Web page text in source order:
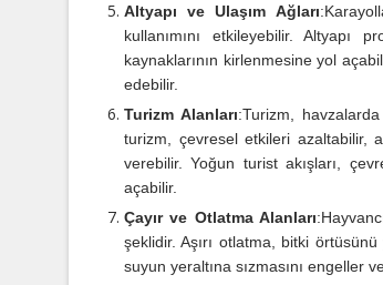
Altyapı ve Ulaşım Ağları:
kullanımını etkileyebilir. Altyapı
kaynaklarının kirlenmesine yol
edebilir.
Turizm Alanları:Turizm,
turizm, çevresel etkileri azaltabilir,
verebilir. Yoğun turist akışları,
açabilir.
Çayır ve Otlatma Alanları:
şeklidir. Aşırı otlatma, bitki
suyun yeraltına sızmasını engeller